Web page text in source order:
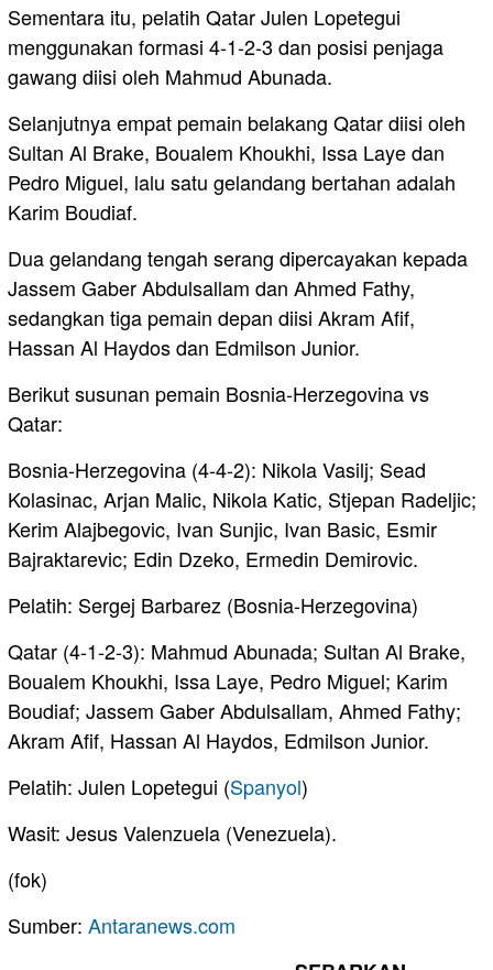
Sementara itu, pelatih Qatar Julen Lopetegui
menggunakan formasi 4-1-2-3 dan posisi penjaga
gawang diisi oleh Mahmud Abunada.
Selanjutnya empat pemain belakang Qatar diisi oleh
Sultan Al Brake, Boualem Khoukhi, Issa Laye dan
Pedro Miguel, lalu satu gelandang bertahan adalah
Karim Boudiaf.
Dua gelandang tengah serang dipercayakan kepada
Jassem Gaber Abdulsallam dan Ahmed Fathy,
sedangkan tiga pemain depan diisi Akram Afif,
Hassan Al Haydos dan Edmilson Junior.
Berikut susunan pemain Bosnia-Herzegovina vs
Qatar:
Bosnia-Herzegovina (4-4-2): Nikola Vasilj; Sead
Kolasinac, Arjan Malic, Nikola Katic, Stjepan Radeljic;
Kerim Alajbegovic, Ivan Sunjic, Ivan Basic, Esmir
Bajraktarevic; Edin Dzeko, Ermedin Demirovic.
Pelatih: Sergej Barbarez (Bosnia-Herzegovina)
Qatar (4-1-2-3): Mahmud Abunada; Sultan Al Brake,
Boualem Khoukhi, Issa Laye, Pedro Miguel; Karim
Boudiaf; Jassem Gaber Abdulsallam, Ahmed Fathy;
Akram Afif, Hassan Al Haydos, Edmilson Junior.
Pelatih: Julen Lopetegui (Spanyol)
Wasit: Jesus Valenzuela (Venezuela).
(fok)
Sumber: Antaranews.com